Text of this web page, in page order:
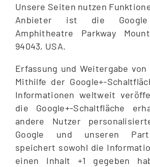
Unsere Seiten nutzen
Anbieter ist die
Amphitheatre Parkway
94043, USA.
Erfassung und Weitergabe
Mithilfe der Google+-
Informationen weltweit
die Google+-Schaltfläche
andere Nutzer
Google und unseren
speichert sowohl die
einen Inhalt +1 gegeben